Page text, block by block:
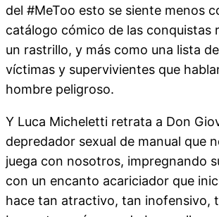
del #MeToo esto se siente menos
catálogo cómico de las conquistas
un rastrillo, y más como una lista
víctimas y supervivientes que
hombre peligroso.
Y Luca Micheletti retrata a Don
depredador sexual de manual que
juega con nosotros, impregnando
con un encanto acariciador que
hace tan atractivo, tan inofensivo,